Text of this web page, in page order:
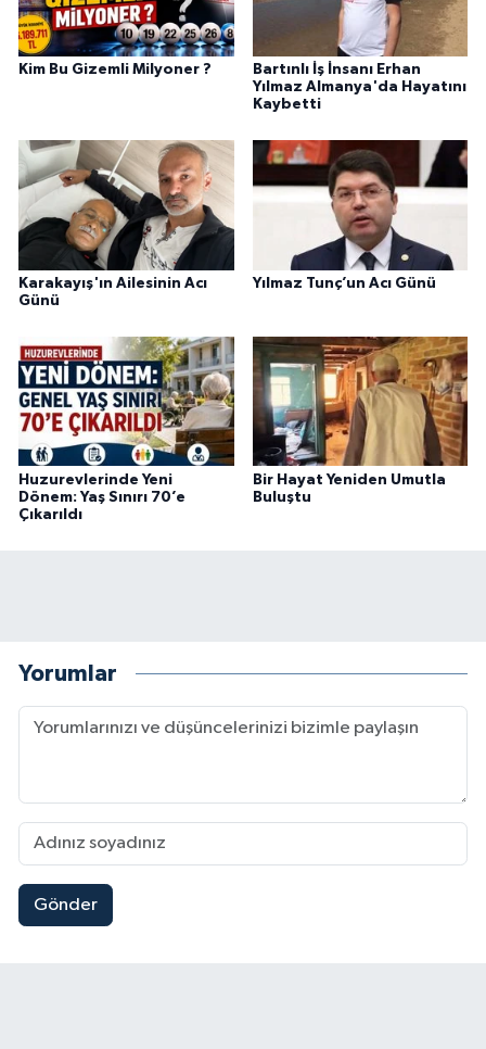
Kim Bu Gizemli Milyoner ?
Bartınlı İş İnsanı Erhan
Yılmaz Almanya'da Hayatını
Kaybetti
Karakayış'ın Ailesinin Acı
Günü
Yılmaz Tunç’un Acı Günü
Huzurevlerinde Yeni
Dönem: Yaş Sınırı 70’e
Çıkarıldı
Bir Hayat Yeniden Umutla
Buluştu
Yorumlar
Gönder